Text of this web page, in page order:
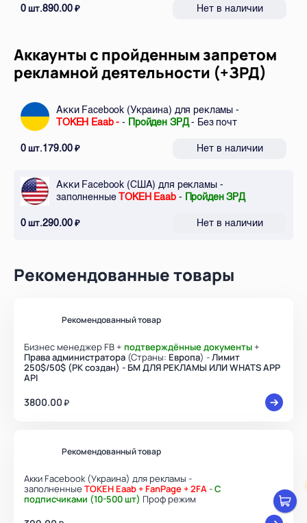
0шт.890.00₽ Нет в наличии
Аккаунты с пройденным запретом
рекламной деятельности (+ЗРД)
Акки Facebook (Украина) для рекламы -
ТОКЕН Eaab -- Пройден ЗРД- Без почт
0шт.179.00₽ Нет в наличии
Акки Facebook (США) для рекламы -
заполненныеТОКЕН Eaab- Пройден ЗРД
0шт.290.00₽ Нет в наличии
Рекомендованные товары
Рекомендованный товар
Бизнес менеджер FB + подтверждённые документы+
Права администратора (Страны: Европа) -Лимит
250$/50$ (РК создан) - БМ ДЛЯ РЕКЛАМЫ ИЛИ WHATS APP
API
3800.00₽
Рекомендованный товар
Акки Facebook (Украина) для рекламы -
заполненные ТОКЕН Eaab + FanPage + 2FA-С
подписчиками (10-500 шт) Проф режим